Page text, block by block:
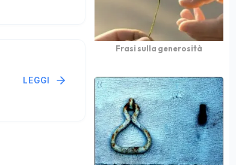
LEGGI
Frasi sulla generosità